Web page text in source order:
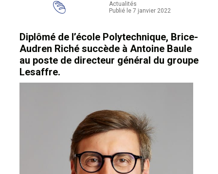
Actualités
Publié le 7 janvier 2022
Diplômé de l’école Polytechnique, Brice-
Audren Riché succède à Antoine Baule
au poste de directeur général du groupe
Lesaffre.